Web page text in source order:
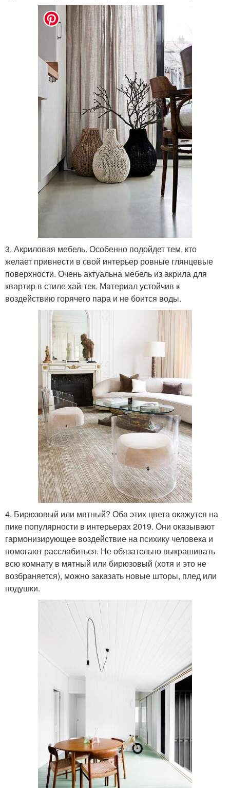
3. Акриловая мебель. Особенно подойдет тем, кто
желает привнести в свой интерьер ровные глянцевые
поверхности. Очень актуальна мебель из акрила для
квартир в стиле хай-тек. Материал устойчив к
воздействию горячего пара и не боится воды.
4. Бирюзовый или мятный? Оба этих цвета окажутся на
пике популярности в интерьерах 2019. Они оказывают
гармонизирующее воздействие на психику человека и
помогают расслабиться. Не обязательно выкрашивать
всю комнату в мятный или бирюзовый (хотя и это не
возбраняется), можно заказать новые шторы, плед или
подушки.